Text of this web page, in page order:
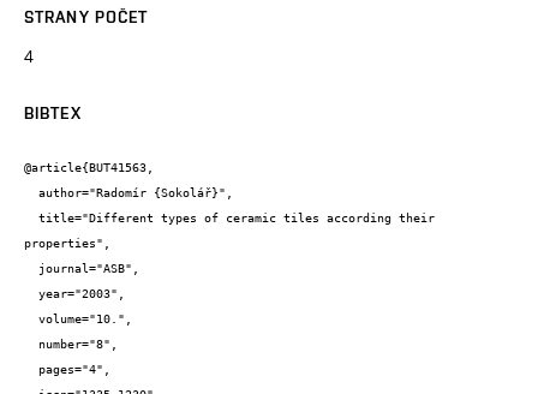
STRANY POČET
4
BIBTEX
@article{BUT41563,
properties",